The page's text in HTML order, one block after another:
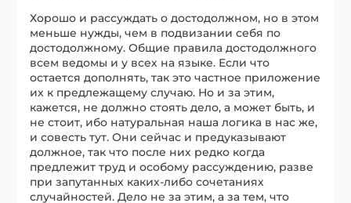
Хорошо и рассуждать о достодолжном, но в этом
меньше нужды, чем в подвизании себя по
достодолжному. Общие правила достодолжного
всем ведомы и у всех на языке. Если что
остается дополнять, так это частное приложение
их к предлежащему случаю. Но и за этим,
кажется, не должно стоять дело, а может быть, и
не стоит, ибо натуральная наша логика в нас же,
и совесть тут. Они сейчас и предуказывают
должное, так что после них редко когда
предлежит труд и особому рассуждению, разве
при запутанных каких-либо сочетаниях
случайностей. Дело не за этим, а за тем, что